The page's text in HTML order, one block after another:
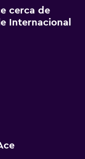
cerca de
Internacional